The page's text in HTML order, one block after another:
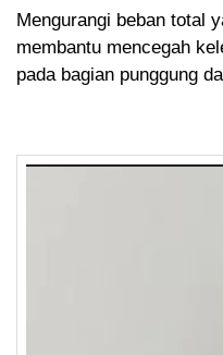
Mengurangi beban total
membantu mencegah
pada bagian punggung